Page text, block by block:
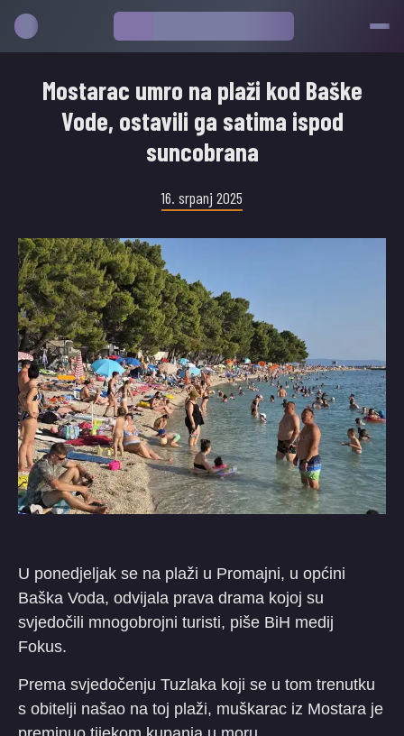
Mostarac umro na plaži kod Baške
Vode, ostavili ga satima ispod
suncobrana
16. srpanj 2025
U ponedjeljak se na plaži u Promajni, u općini
Baška Voda, odvijala prava drama kojoj su
svjedočili mnogobrojni turisti, piše BiH medij
Fokus.
Prema svjedočenju Tuzlaka koji se u tom trenutku
s obitelji našao na toj plaži, muškarac iz Mostara je